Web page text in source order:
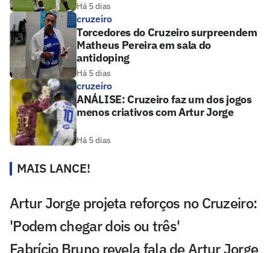
Há 5 dias
cruzeiro
Torcedores do Cruzeiro surpreendem
Matheus Pereira em sala do
antidoping
Há 5 dias
cruzeiro
ANÁLISE: Cruzeiro faz um dos jogos
menos criativos com Artur Jorge
Há 5 dias
MAIS LANCE!
Artur Jorge projeta reforços no Cruzeiro:
'Podem chegar dois ou três'
Fabrício Bruno revela fala de Artur Jorge